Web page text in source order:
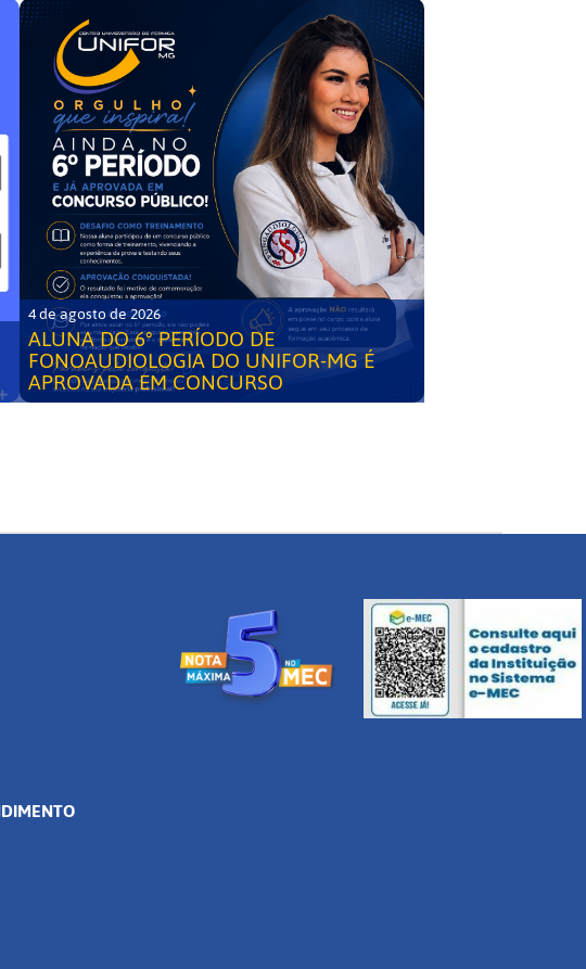
4 de agosto de 2026
ALUNA DO 6° PERÍODO DE
FONOAUDIOLOGIA DO UNIFOR-MG É
APROVADA EM CONCURSO